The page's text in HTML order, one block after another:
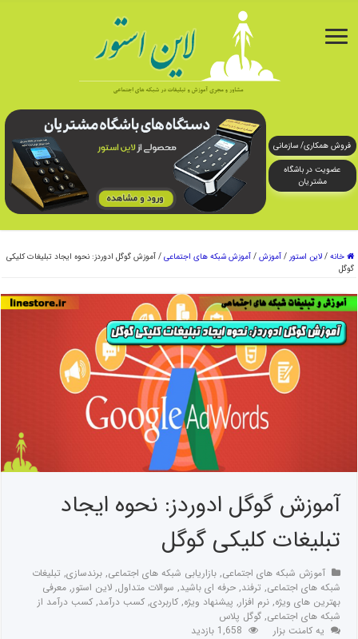
فروش همکاری/ سازمانی
عضویت در باشگاه
مشتریان
خانه / لاین استور / آموزش / آموزش شبکه های اجتماعی / آموزش گوگل ادوردز: نحوه ایجاد تبلیغات کلیکی
گوگل
آموزش گوگل ادوردز: نحوه ایجاد
تبلیغات کلیکی گوگل
آموزش شبکه های اجتماعی,بازاریابی شبکه های اجتماعی,برندسازی, تبلیغات
شبکه های اجتماعی, ترفند,حرفه ای باشید, سوالات متداول,لاین استور,معرفی
بهترین های ویژه,نرم افزار, پیشنهاد ویژه,کاربردی,کسب درآمد,کسب درآمد از
شبکه های اجتماعی,گوگل پلاس
یه کامنت بزار
1,658 بازدید